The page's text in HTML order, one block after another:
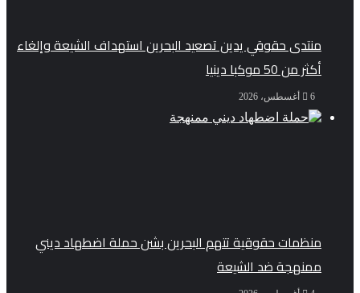
منتدى حقوقي يدين تصعيد البحرين استهداف الشيعة وإلغاء
أكثر من 50 موكبا دينيا
6 أغسطس، 2026
منظمات حقوقية تتهم البحرين بشن حملة اضطهاد ديني
ممنهجة ضد الشيعة